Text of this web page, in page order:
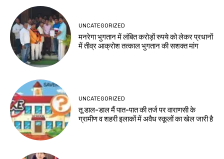
UNCATEGORIZED
मनरेगा भुगतान में लंबित करोड़ों रुपये को लेकर प्रधानों
में तीव्र आक्रोश तत्काल भुगतान की सशक्त मांग
UNCATEGORIZED
तू डाल-डाल मैं पात-पात की तर्ज पर वाराणसी के
ग्रामीण व शहरी इलाकों में अवैध स्कूलों का खेल जारी है